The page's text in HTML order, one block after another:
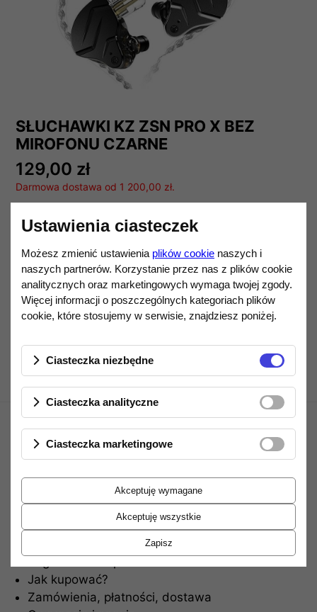
SŁUCHAWKI KZ ZSN PRO X BEZ
MIROFONU CZARNE
129,00 zł
Darmowa dostawa od 1 200,00 zł.
Opis produktu
Informacje
Jak kupować?
Zamówienia, płatności, dostawa
Ustawienia ciasteczek
Możesz zmienić ustawienia plików cookie naszych i
naszych partnerów. Korzystanie przez nas z plików cookie
analitycznych oraz marketingowych wymaga twojej zgody.
Więcej informacji o poszczególnych kategoriach plików
cookie, które stosujemy w serwisie, znajdziesz poniżej.
Ciasteczka niezbędne
Ciasteczka analityczne
Ciasteczka marketingowe
Akceptuję wymagane
Akceptuję wszystkie
Zapisz